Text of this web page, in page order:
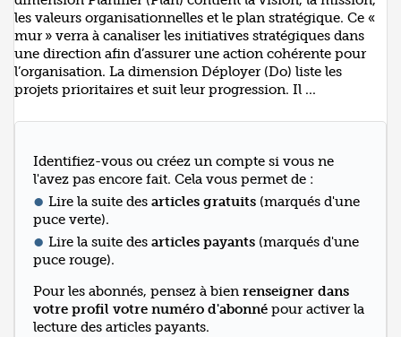
les valeurs organisationnelles et le plan stratégique. Ce «
mur » verra à canaliser les initiatives stratégiques dans
une direction afin d’assurer une action cohérente pour
l’organisation. La dimension Déployer (Do) liste les
projets prioritaires et suit leur progression. Il ...
Identifiez-vous ou créez un compte si vous ne
l'avez pas encore fait. Cela vous permet de :
Lire la suite des articles gratuits (marqués d'une
puce verte).
Lire la suite des articles payants (marqués d'une
puce rouge).
Pour les abonnés, pensez à bien renseigner dans
votre profil votre numéro d'abonné pour activer la
lecture des articles payants.